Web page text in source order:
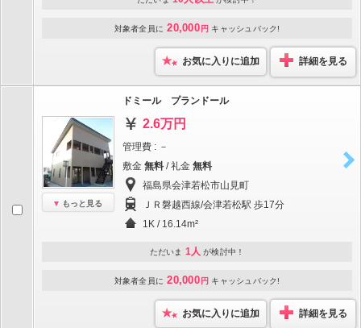
対象者全員に 20,000 円 キャッシュバック!
お気に入りに追加 詳細を見る
もっと見る
ドミール プランドール
2.6万円
管理費 : －
敷金 無料 / 礼金 無料
福島県会津若松市山見町
ＪＲ磐越西線/会津若松駅 歩17分
1K / 16.14m²
ただいま 1人 が検討中！
対象者全員に 20,000 円 キャッシュバック!
お気に入りに追加 詳細を見る